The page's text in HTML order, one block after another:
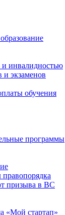
инвалидностью
и экзаменов
обучения
программы
призыва в ВС
«Мой стартап»